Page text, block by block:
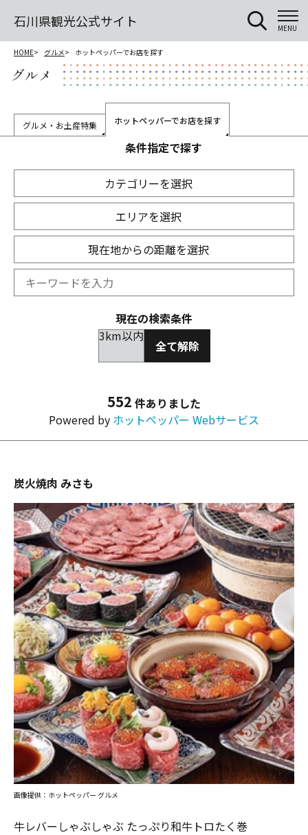
石川県観光公式サイト MENU
HOME グルメ ホットペッパーでお店を探す
グルメ
グルメ・お土産特集 ホットペッパーでお店を探す
条件指定で探す
カテゴリーを選択
エリアを選択
現在地からの距離を選択
現在の検索条件
3km以内
全て解除
552 件ありました
Powered by ホットペッパー Webサービス
炭火焼肉 みさも
牛レバーしゃぶしゃぶ たっぷり和牛トロたく巻
画像提供：ホットペッパー グルメ